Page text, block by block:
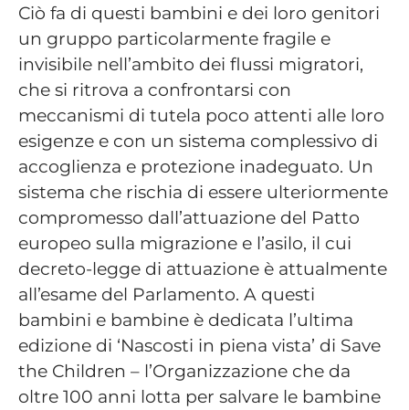
Ciò fa di questi bambini e dei loro genitori
un gruppo particolarmente fragile e
invisibile nell’ambito dei flussi migratori,
che si ritrova a confrontarsi con
meccanismi di tutela poco attenti alle loro
esigenze e con un sistema complessivo di
accoglienza e protezione inadeguato. Un
sistema che rischia di essere ulteriormente
compromesso dall’attuazione del Patto
europeo sulla migrazione e l’asilo, il cui
decreto-legge di attuazione è attualmente
all’esame del Parlamento. A questi
bambini e bambine è dedicata l’ultima
edizione di ‘Nascosti in piena vista’ di Save
the Children – l’Organizzazione che da
oltre 100 anni lotta per salvare le bambine